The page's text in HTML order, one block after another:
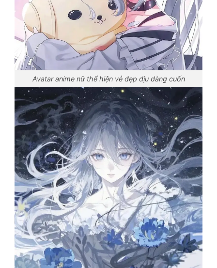
Avatar anime nữ thể hiện vẻ đẹp dịu dàng cuốn